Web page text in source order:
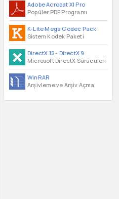
Adobe Acrobat XI Pro
Popüler PDF Programı
K-Lite Mega Codec Pack
Sistem Kodek Paketi
DirectX 12- DirectX 9
Microsoft DirectX Sürücüleri
WinRAR
Arşivleme ve Arşiv Açma